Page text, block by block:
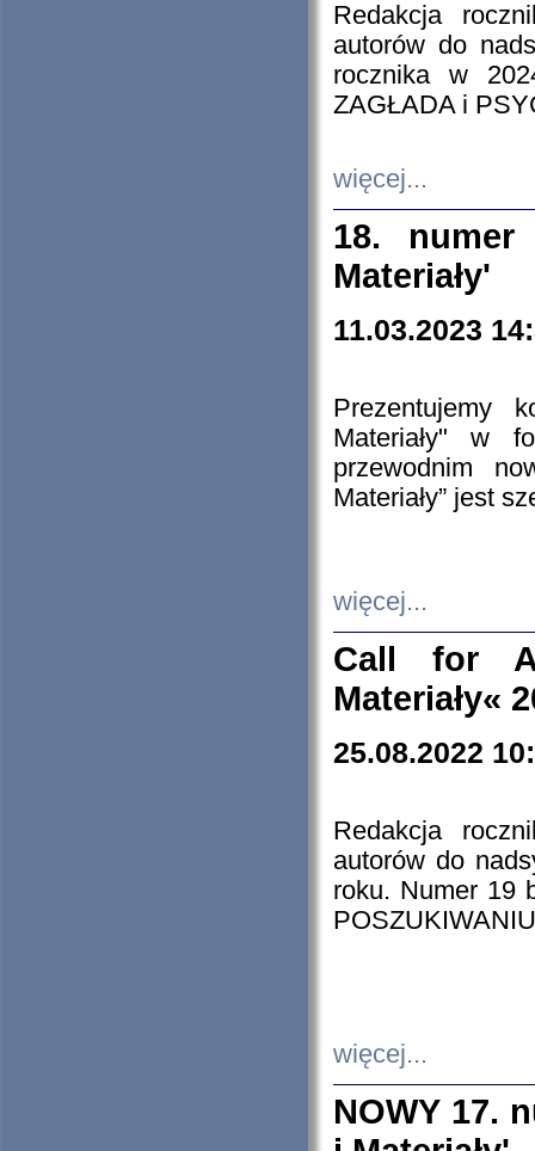
Redakcja
autorów do
rocznika w
ZAGŁADA i
więcej...
18. numer
Materiały'
11.03.2023
Prezentujemy
Materiały" w
przewodnim
Materiały” jest
więcej...
Call for
Materiały«
25.08.2022
Redakcja
autorów do
roku. Numer 19
więcej...
NOWY 17.